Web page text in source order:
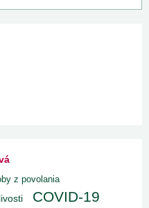
z povolania
COVID-19